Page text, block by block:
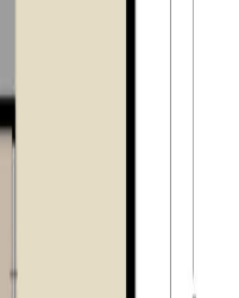
C (geldig tot 11-06-
straat met enkel
voorzien van
Gorp en